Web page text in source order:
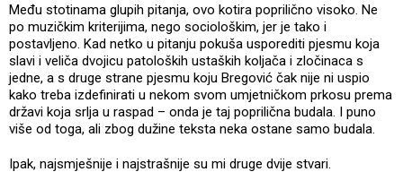
Među stotinama glupih pitanja, ovo kotira poprilično visoko. Ne
po muzičkim kriterijima, nego sociološkim, jer je tako i
postavljeno. Kad netko u pitanju pokuša usporediti pjesmu koja
slavi i veliča dvojicu patoloških ustaških koljača i zločinaca s
jedne, a s druge strane pjesmu koju Bregović čak nije ni uspio
kako treba izdefinirati u nekom svom umjetničkom prkosu prema
državi koja srlja u raspad – onda je taj poprilična budala. I puno
više od toga, ali zbog dužine teksta neka ostane samo budala.
Ipak, najsmješnije i najstrašnije su mi druge dvije stvari.